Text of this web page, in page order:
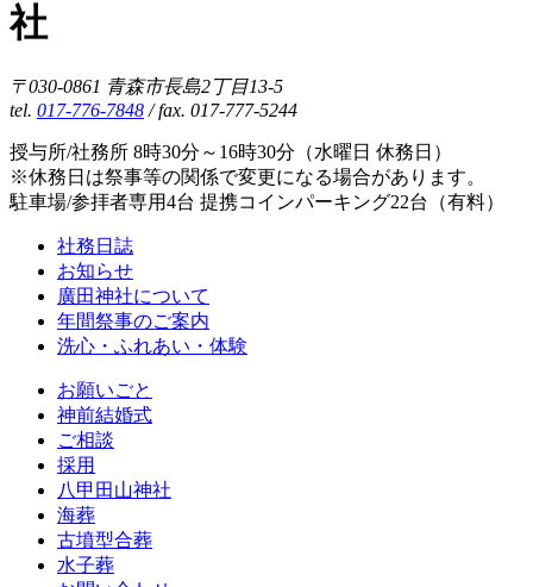
社
〒030-0861 青森市長島2丁目13-5
tel. 017-776-7848/ fax. 017-777-5244
授与所/社務所 8時30分～16時30分（水曜日 休務日）
※休務日は祭事等の関係で変更になる場合があります。
駐車場/参拝者専用4台 提携コインパーキング22台（有料）
社務日誌
お知らせ
廣田神社について
年間祭事のご案内
洗心・ふれあい・体験
お願いごと
神前結婚式
ご相談
採用
八甲田山神社
海葬
古墳型合葬
水子葬